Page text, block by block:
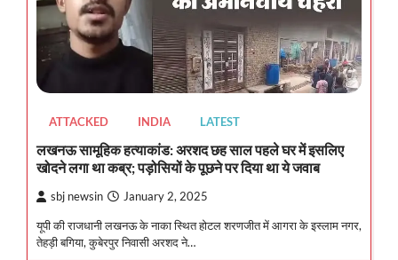
ATTACKED INDIA LATEST
लखनऊ सामूहिक हत्याकांड: अरशद छह साल पहले घर में इसलिए
खोदने लगा था कब्र; पड़ोसियों के पूछने पर दिया था ये जवाब
sbj newsin January 2, 2025
यूपी की राजधानी लखनऊ के नाका स्थित होटल शरणजीत में आगरा के इस्लाम नगर,
तेहड़ी बगिया, कुबेरपुर निवासी अरशद ने…